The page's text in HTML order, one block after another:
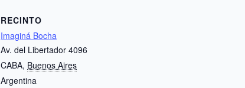
RECINTO
Imaginá Bocha
Av. del Libertador 4096
CABA, Buenos Aires
Argentina